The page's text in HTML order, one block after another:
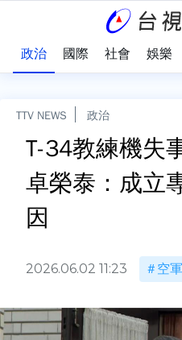
政治 國際 社會 娛樂
TTV NEWS 政治
T-34教練機失
卓榮泰：成立
因
2026.06.02 11:23 空軍